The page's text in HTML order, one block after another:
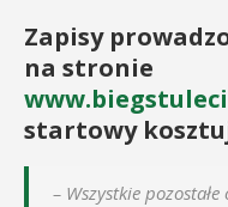
Zapisy
na stronie
startowy
– Wszystkie